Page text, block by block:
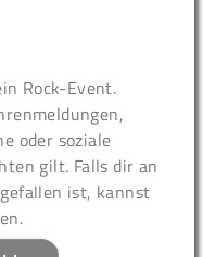
Rock-Event.
oder soziale
gilt. Falls dir an
ist, kannst